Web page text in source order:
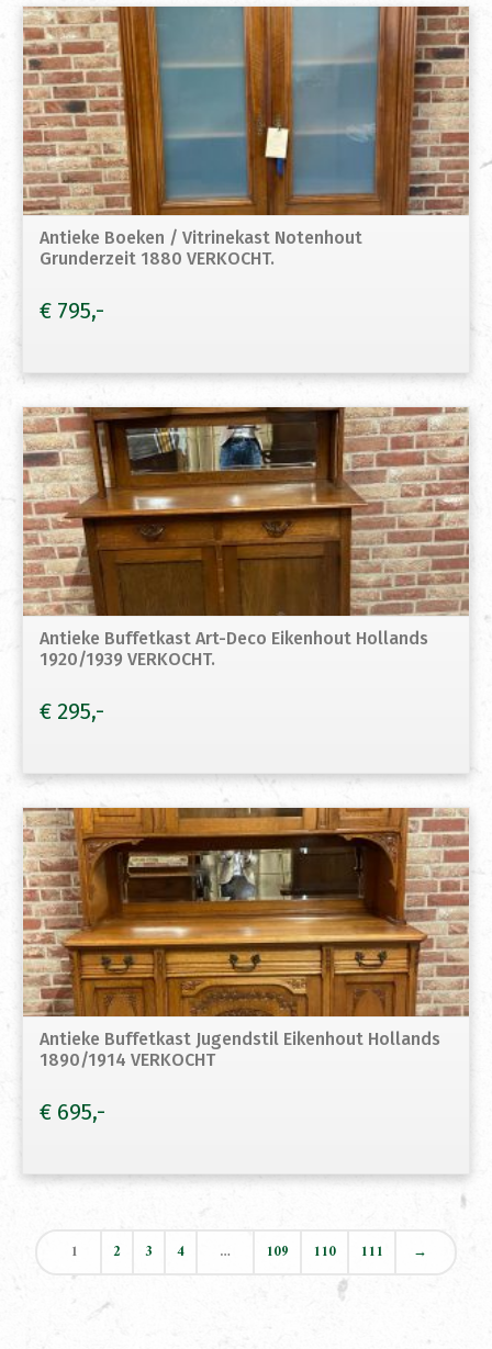
Antieke Boeken / Vitrinekast Notenhout
Grunderzeit 1880 VERKOCHT.
€ 795
Antieke Buffetkast Art-Deco Eikenhout Hollands
1920/1939 VERKOCHT.
€ 295
Antieke Buffetkast Jugendstil Eikenhout Hollands
1890/1914 VERKOCHT
€ 695
1 2 3 4 … 109 110 111 →